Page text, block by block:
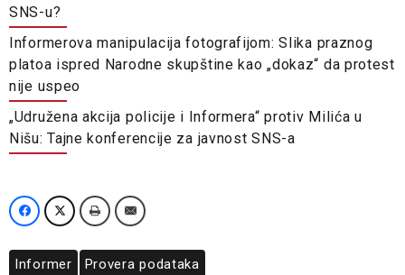
SNS-u?
Informerova manipulacija fotografijom: Slika praznog
platoa ispred Narodne skupštine kao „dokaz“ da protest
nije uspeo
„Udružena akcija policije i Informera“ protiv Milića u
Nišu: Tajne konferencije za javnost SNS-a
Informer Provera podataka